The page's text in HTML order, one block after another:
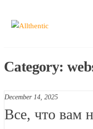
Category:
December 14, 2025
Все, что вам